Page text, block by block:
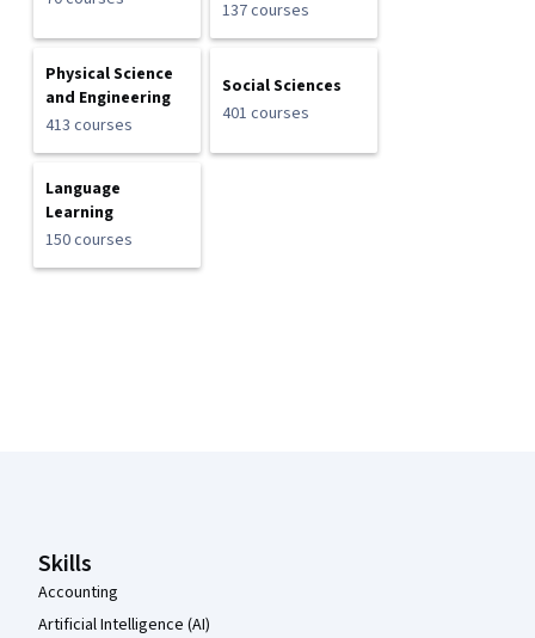
137 courses
Physical Science
and Engineering
413 courses
Social Sciences
401 courses
Language
Learning
150 courses
Skills
Accounting
Artificial Intelligence (AI)